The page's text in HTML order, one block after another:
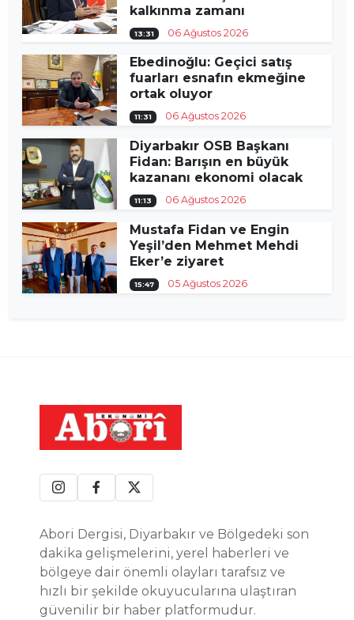
kalkınma zamanı
13:31 06 Ağustos 2026
Ebedinoğlu: Geçici satış
fuarları esnafın ekmeğine
ortak oluyor
11:31 06 Ağustos 2026
Diyarbakır OSB Başkanı
Fidan: Barışın en büyük
kazananı ekonomi olacak
11:13 06 Ağustos 2026
Mustafa Fidan ve Engin
Yeşil’den Mehmet Mehdi
Eker’e ziyaret
15:47 05 Ağustos 2026
Abori Dergisi, Diyarbakır ve Bölgedeki son
dakika gelişmelerini, yerel haberleri ve
bölgeye dair önemli olayları tarafsız ve
hızlı bir şekilde okuyucularına ulaştıran
güvenilir bir haber platformudur.